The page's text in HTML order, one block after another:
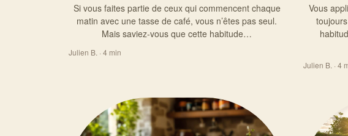
Si vous faites partie de ceux qui commencent chaque
matin avec une tasse de café, vous n’êtes pas seul.
Mais saviez-vous que cette habitude…
Julien B. · 4 min
Vous
Julien B. · 4